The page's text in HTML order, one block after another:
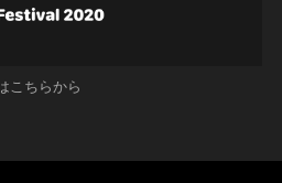
こちらから